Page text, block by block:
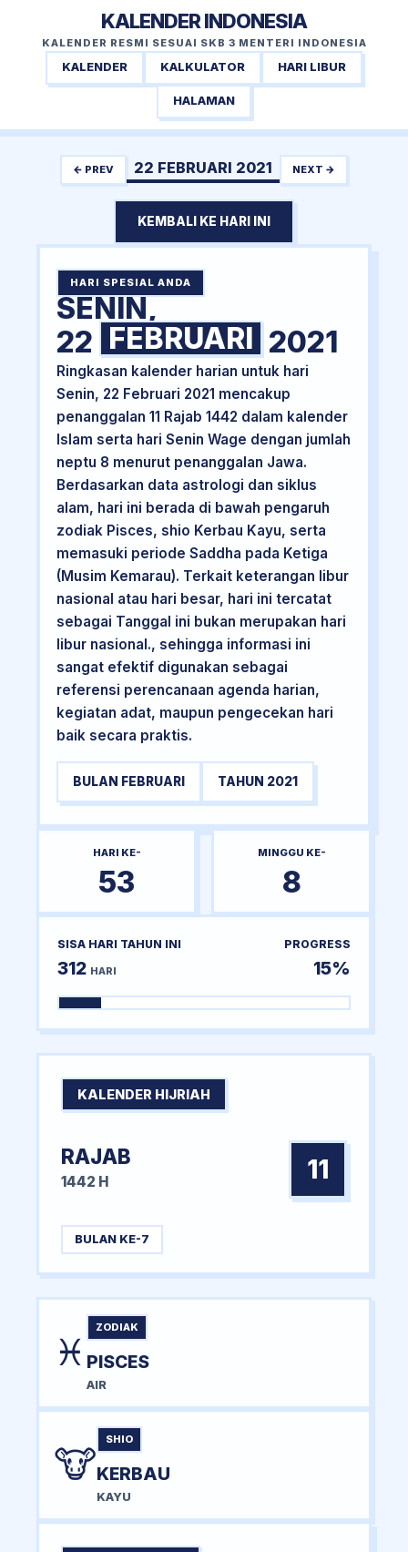
KALENDER INDONESIA
KALENDER RESMI SESUAI SKB 3 MENTERI INDONESIA
KALENDER KALKULATOR HARI LIBUR
HALAMAN
← PREV 22 FEBRUARI 2021 NEXT →
KEMBALI KE HARI INI
HARI SPESIAL ANDA
SENIN,
22 FEBRUARI 2021
Ringkasan kalender harian untuk hari
Senin, 22 Februari 2021 mencakup
penanggalan 11 Rajab 1442 dalam kalender
Islam serta hari Senin Wage dengan jumlah
neptu 8 menurut penanggalan Jawa.
Berdasarkan data astrologi dan siklus
alam, hari ini berada di bawah pengaruh
zodiak Pisces, shio Kerbau Kayu, serta
memasuki periode Saddha pada Ketiga
(Musim Kemarau). Terkait keterangan libur
nasional atau hari besar, hari ini tercatat
sebagai Tanggal ini bukan merupakan hari
libur nasional., sehingga informasi ini
sangat efektif digunakan sebagai
referensi perencanaan agenda harian,
kegiatan adat, maupun pengecekan hari
baik secara praktis.
BULAN FEBRUARI TAHUN 2021
HARI KE-
53
MINGGU KE-
8
SISA HARI TAHUN INI
312 HARI
PROGRESS
15%
KALENDER HIJRIAH
RAJAB
1442 H 11
BULAN KE-7
♓
ZODIAK
PISCES
AIR
🐮
SHIO
KERBAU
KAYU